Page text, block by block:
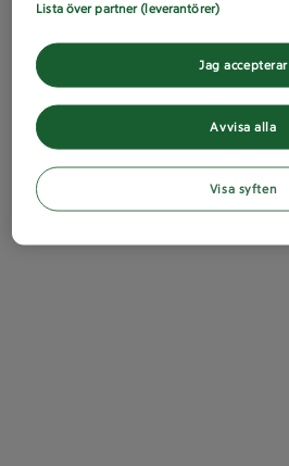
Lista över partner (leverantörer)
Avvisa alla
Jag accepterar
Visa syften